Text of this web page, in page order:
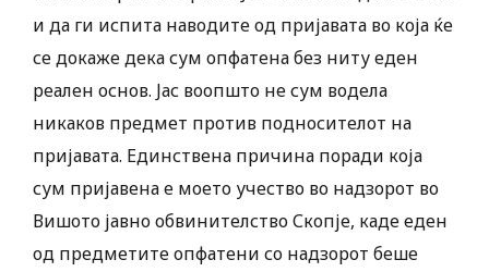
и да ги испита наводите од пријавата во која ќе
се докаже дека сум опфатена без ниту еден
реален основ. Јас воопшто не сум водела
никаков предмет против подносителот на
пријавата. Единствена причина поради која
сум пријавена е моето учество во надзорот во
Вишото јавно обвинителство Скопје, каде еден
од предметите опфатени со надзорот беше